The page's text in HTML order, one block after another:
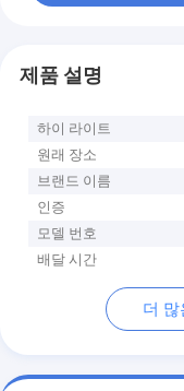
제품 설명
하이 라이트
원래 장소
브랜드 이름
인증
모델 번호
배달 시간
더